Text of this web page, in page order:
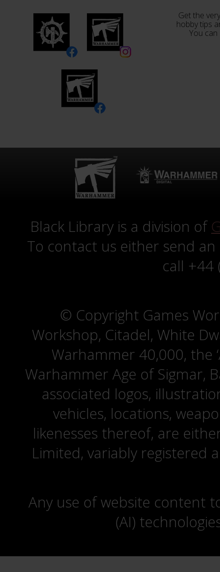
Get the
hobby tips
You
Black Library is a division of
To contact us either send
call +44
© Copyright Games
Workshop, Citadel, White
Warhammer 40,000, the
Warhammer Age of Sigmar,
associated logos,
vehicles, locations,
likenesses thereof, are
Limited, variably registered
Any use of website content
(AI)